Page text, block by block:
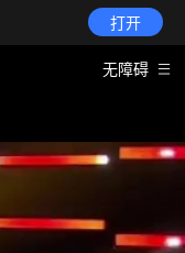
打开
无障碍